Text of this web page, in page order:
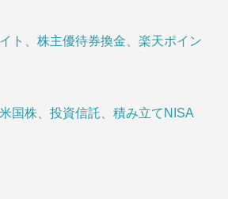
ト、株主優待券換金、楽天ポイン
国株、投資信託、積み立てNISA